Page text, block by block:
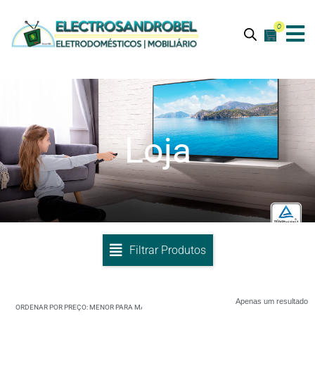
0
Loja
Filtrar Produtos
Apenas um resultado